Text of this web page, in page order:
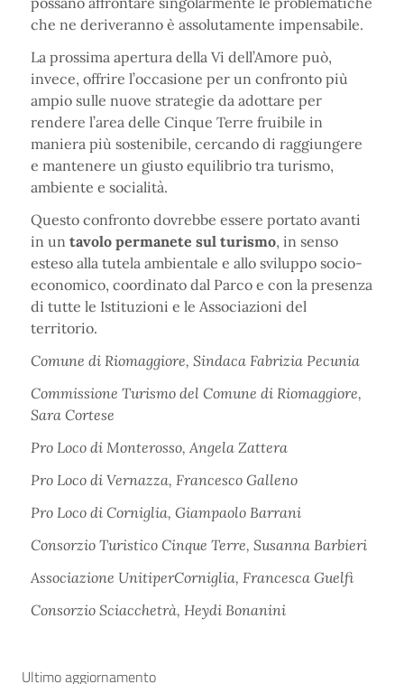
che ne deriveranno è assolutamente impensabile.
La prossima apertura della Vi dell’Amore può,
invece, offrire l’occasione per un confronto più
ampio sulle nuove strategie da adottare per
rendere l’area delle Cinque Terre fruibile in
maniera più sostenibile, cercando di raggiungere
e mantenere un giusto equilibrio tra turismo,
ambiente e socialità.
Questo confronto dovrebbe essere portato avanti
in un tavolo permanete sul turismo, in senso
esteso alla tutela ambientale e allo sviluppo socio-
economico, coordinato dal Parco e con la presenza
di tutte le Istituzioni e le Associazioni del
territorio.
Comune di Riomaggiore, Sindaca Fabrizia Pecunia
Commissione Turismo del Comune di Riomaggiore,
Sara Cortese
Pro Loco di Monterosso, Angela Zattera
Pro Loco di Vernazza, Francesco Galleno
Pro Loco di Corniglia, Giampaolo Barrani
Consorzio Turistico Cinque Terre, Susanna Barbieri
Associazione UnitiperCorniglia, Francesca Guelfi
Consorzio Sciacchetrà, Heydi Bonanini
Ultimo aggiornamento